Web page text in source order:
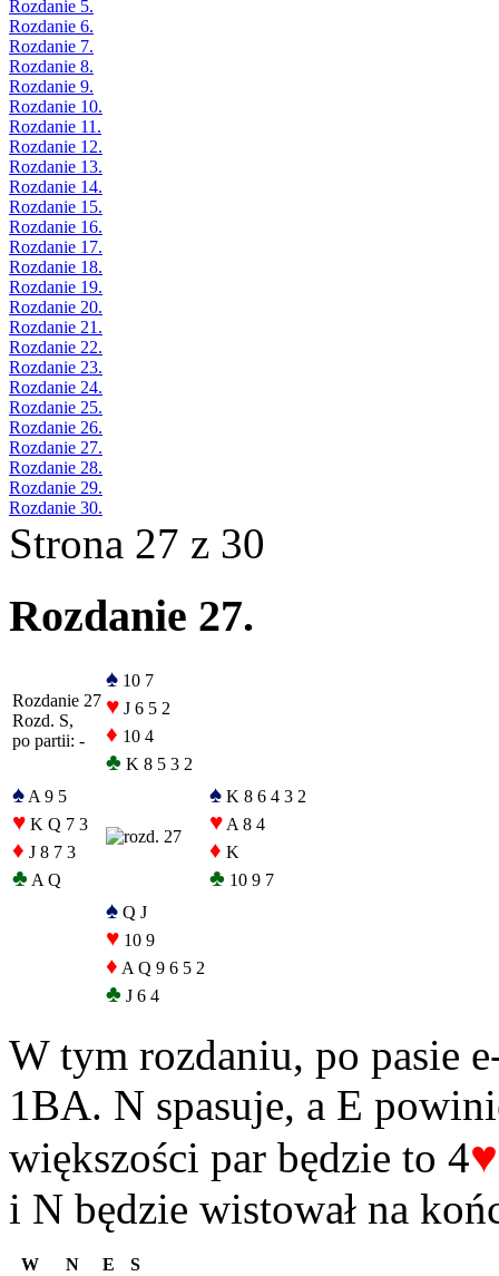
Rozdanie 5.
Rozdanie 6.
Rozdanie 7.
Rozdanie 8.
Rozdanie 9.
Rozdanie 10.
Rozdanie 11.
Rozdanie 12.
Rozdanie 13.
Rozdanie 14.
Rozdanie 15.
Rozdanie 16.
Rozdanie 17.
Rozdanie 18.
Rozdanie 19.
Rozdanie 20.
Rozdanie 21.
Rozdanie 22.
Rozdanie 23.
Rozdanie 24.
Rozdanie 25.
Rozdanie 26.
Rozdanie 27.
Rozdanie 28.
Rozdanie 29.
Rozdanie 30.
Strona 27 z 30
Rozdanie 27.
Rozdanie 27
Rozd. S,
po partii: -
♠ 10 7
♥ J 6 5 2
♦ 10 4
♣ K 8 5 3 2
♠ A 9 5
♥ K Q 7 3
♦ J 8 7 3
♣ A Q
♠ K 8 6 4 3 2
♥ A 8 4
♦ K
♣ 10 9 7
♠ Q J
♥ 10 9
♦ A Q 9 6 5 2
♣ J 6 4
W tym rozdaniu, po pasie
1BA. N spasuje, a E
większości par będzie to 4♥
i N będzie wistował na
W N E
S